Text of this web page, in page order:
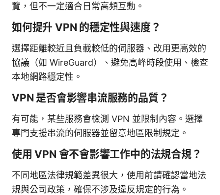
覽，但不一定適合日常高頻互動。
如何提升 VPN 的穩定性與速度？
選擇距離較近且負載較低的伺服器、改用更高效的
協議（如 WireGuard）、避免高峰時段使用、檢查
本地網路穩定性。
VPN 是否會影響串流服務的品質？
有可能，某些服務會檢測 VPN 並限制內容。選擇
專門支援串流的伺服器並留意地區限制規定。
使用 VPN 會不會影響工作中的法規合規？
不同地區法律規範差異很大，使用前請確認當地法
規與公司政策，確保不涉及違反規定的行為。